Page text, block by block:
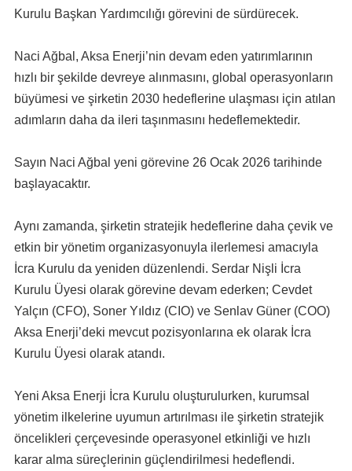
Kurulu Başkan Yardımcılığı görevini de sürdürecek.
Naci Ağbal, Aksa Enerji’nin devam eden yatırımlarının
hızlı bir şekilde devreye alınmasını, global operasyonların
büyümesi ve şirketin 2030 hedeflerine ulaşması için atılan
adımların daha da ileri taşınmasını hedeflemektedir.
Sayın Naci Ağbal yeni görevine 26 Ocak 2026 tarihinde
başlayacaktır.
Aynı zamanda, şirketin stratejik hedeflerine daha çevik ve
etkin bir yönetim organizasyonuyla ilerlemesi amacıyla
İcra Kurulu da yeniden düzenlendi. Serdar Nişli İcra
Kurulu Üyesi olarak görevine devam ederken; Cevdet
Yalçın (CFO), Soner Yıldız (CIO) ve Senlav Güner (COO)
Aksa Enerji’deki mevcut pozisyonlarına ek olarak İcra
Kurulu Üyesi olarak atandı.
Yeni Aksa Enerji İcra Kurulu oluşturulurken, kurumsal
yönetim ilkelerine uyumun artırılması ile şirketin stratejik
öncelikleri çerçevesinde operasyonel etkinliği ve hızlı
karar alma süreçlerinin güçlendirilmesi hedeflendi.